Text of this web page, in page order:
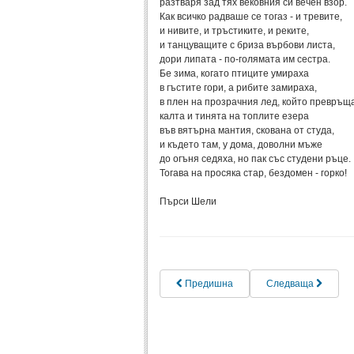
разтваря зад тях вековния си вечен взор.
Как всичко радваше се тогаз - и тревите,
и нивите, и тръстиките, и реките,
и танцуващите с бриза върбови листа,
дори липата - по-голямата им сестра.
Бе зима, когато птиците умираха
в гъстите гори, а рибите замираха,
в плен на прозрачния лед, който
калта и тинята на топлите езера
във вятърна мантия, скована от студа,
и където там, у дома, доволни мъже
до огъня седяха, но пак със студени ръце.
Тогава на просяка стар, бездомен - горко!
Пърси Шели
Предишна Следваща